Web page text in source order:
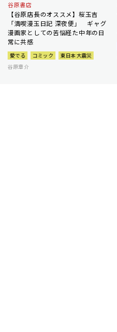
谷原書店
【谷原店長のオススメ】桜玉吉
「満喫漫玉日記 深夜便」 ギャグ
漫画家としての苦悩経た中年の日
常に共感
愛でる コミック
東日本大震災
谷原章介